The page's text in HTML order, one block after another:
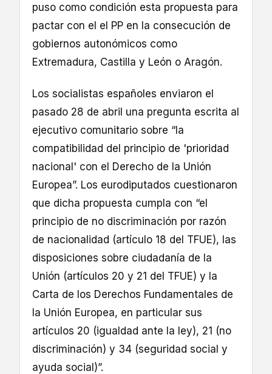
puso como condición esta propuesta para
pactar con el el PP en la consecución de
gobiernos autonómicos como
Extremadura, Castilla y León o Aragón.
Los socialistas españoles enviaron el
pasado 28 de abril una pregunta escrita al
ejecutivo comunitario sobre “la
compatibilidad del principio de 'prioridad
nacional' con el Derecho de la Unión
Europea”. Los eurodiputados cuestionaron
que dicha propuesta cumpla con “el
principio de no discriminación por razón
de nacionalidad (artículo 18 del TFUE), las
disposiciones sobre ciudadanía de la
Unión (artículos 20 y 21 del TFUE) y la
Carta de los Derechos Fundamentales de
la Unión Europea, en particular sus
artículos 20 (igualdad ante la ley), 21 (no
discriminación) y 34 (seguridad social y
ayuda social)”.